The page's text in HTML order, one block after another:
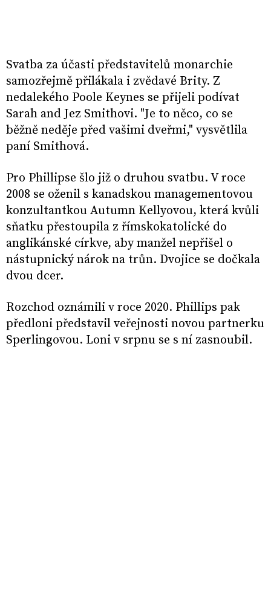
Svatba za účasti představitelů monarchie
samozřejmě přilákala i zvědavé Brity. Z
nedalekého Poole Keynes se přijeli podívat
Sarah and Jez Smithovi. "Je to něco, co se
běžně neděje před vašimi dveřmi," vysvětlila
paní Smithová.
Pro Phillipse šlo již o druhou svatbu. V roce
2008 se oženil s kanadskou managementovou
konzultantkou Autumn Kellyovou, která kvůli
sňatku přestoupila z římskokatolické do
anglikánské církve, aby manžel nepřišel o
nástupnický nárok na trůn. Dvojice se dočkala
dvou dcer.
Rozchod oznámili v roce 2020. Phillips pak
předloni představil veřejnosti novou partnerku
Sperlingovou. Loni v srpnu se s ní zasnoubil.